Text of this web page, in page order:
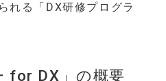
れる「DX研修プログラ
for DX」の概要